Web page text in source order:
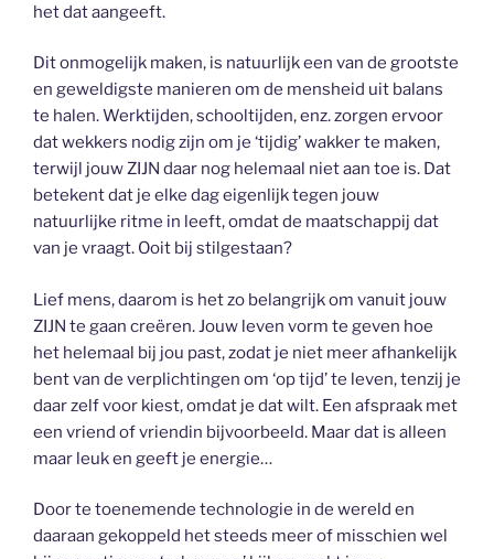
het dat aangeeft.
Dit onmogelijk maken, is natuurlijk een van de grootste
en geweldigste manieren om de mensheid uit balans
te halen. Werktijden, schooltijden, enz. zorgen ervoor
dat wekkers nodig zijn om je ‘tijdig’ wakker te maken,
terwijl jouw ZIJN daar nog helemaal niet aan toe is. Dat
betekent dat je elke dag eigenlijk tegen jouw
natuurlijke ritme in leeft, omdat de maatschappij dat
van je vraagt. Ooit bij stilgestaan?
Lief mens, daarom is het zo belangrijk om vanuit jouw
ZIJN te gaan creëren. Jouw leven vorm te geven hoe
het helemaal bij jou past, zodat je niet meer afhankelijk
bent van de verplichtingen om ‘op tijd’ te leven, tenzij je
daar zelf voor kiest, omdat je dat wilt. Een afspraak met
een vriend of vriendin bijvoorbeeld. Maar dat is alleen
maar leuk en geeft je energie…
Door te toenemende technologie in de wereld en
daaraan gekoppeld het steeds meer of misschien wel